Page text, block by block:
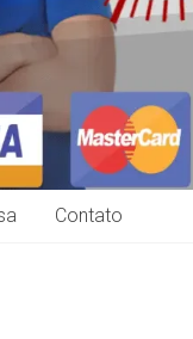
Contato